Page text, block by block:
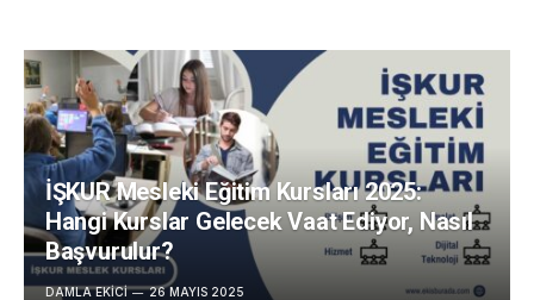
İŞKUR Mesleki Eğitim Kursları 2025:
Hangi Kurslar Gelecek Vaat Ediyor, Nasıl
Başvurulur?
DAMLA EKICI 26 MAYIS 2025